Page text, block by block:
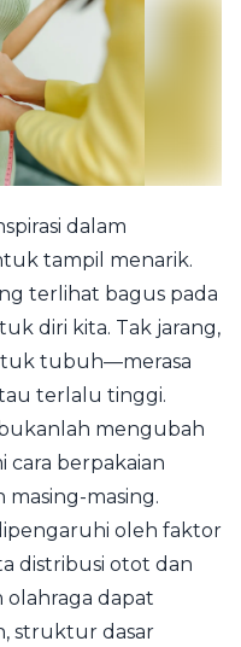
dalam
tampil menarik.
terlihat bagus pada
diri kita. Tak jarang,
tubuh—merasa
terlalu tinggi.
mengubah
berpakaian
masing.
oleh faktor
distribusi otot dan
olahraga dapat
struktur dasar